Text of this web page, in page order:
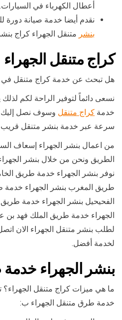
أعطال الكهرباء في السيارات.
نقدم أيضا خدمة صيانة دورة
بنشر متنقل الجهراء كراج
كراج متنقل الجهراء
هل تبحث عن خدمة كراج متنقل في
نسعى دائماً لتوفير الراحة لكم
خدمة كراج متنقل وسوف نصل
سرعة عبر خدمة بنشر متنقل
من اعمال بنشر الجهراء إسعاف
الطريق ونحن من خلال بنشر
نوفر بنشر الجهراء خدمة طريق
طريق المغرب بنشر الجهراء خدمة
الفحيحيل بنشر الجهراء خدمة
الجهراء خدمة طريق الملك فهد بن
لطلب بنشر متنقل الجهراء الان
لخدمة أفضل.
بنشر الجهراء
ما هي ميزات كراج متنقل الجهراء؟
خدمة طرق متنقل الجهراء ب: